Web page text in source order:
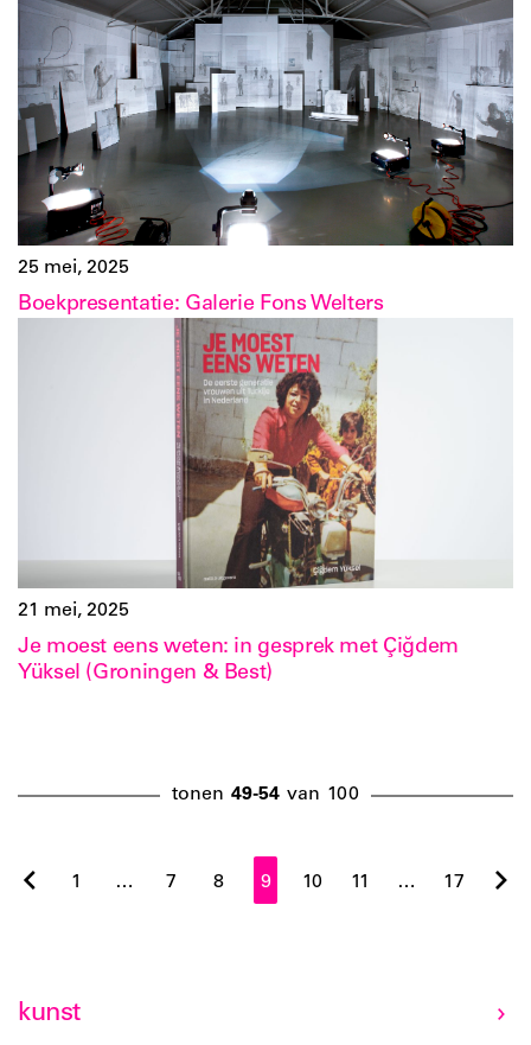
25 mei, 2025
Boekpresentatie: Galerie Fons Welters
21 mei, 2025
Je moest eens weten: in gesprek met Çiğdem
Yüksel (Groningen & Best)
tonen 49-54 van 100
1 … 7 8 9 10 11 … 17
kunst